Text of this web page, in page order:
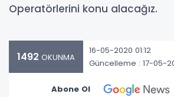
Operatörlerini konu alacağız.
1492 OKUNMA
16-05-2020 01:12
Güncelleme : 17-05-
Abone Ol